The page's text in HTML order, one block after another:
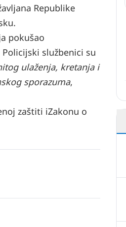
Republike
pokušao
službenici su
ulaženja, kretanja i
sporazuma,
zaštiti iZakonu o